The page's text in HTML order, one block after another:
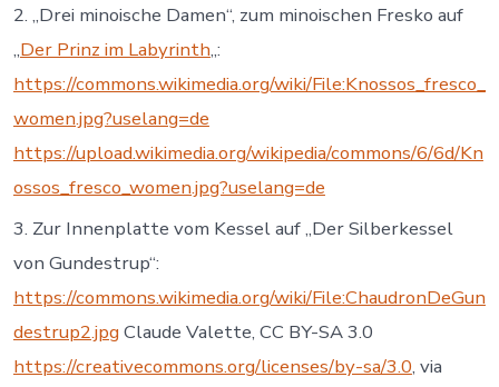
2. „Drei minoische Damen“, zum minoischen Fresko auf
„Der Prinz im Labyrinth„:
https://commons.wikimedia.org/wiki/File:Knossos_fresco_
women.jpg?uselang=de
https://upload.wikimedia.org/wikipedia/commons/6/6d/Kn
ossos_fresco_women.jpg?uselang=de
3. Zur Innenplatte vom Kessel auf „Der Silberkessel
von Gundestrup“:
https://commons.wikimedia.org/wiki/File:ChaudronDeGun
destrup2.jpg Claude Valette, CC BY-SA 3.0
https://creativecommons.org/licenses/by-sa/3.0, via